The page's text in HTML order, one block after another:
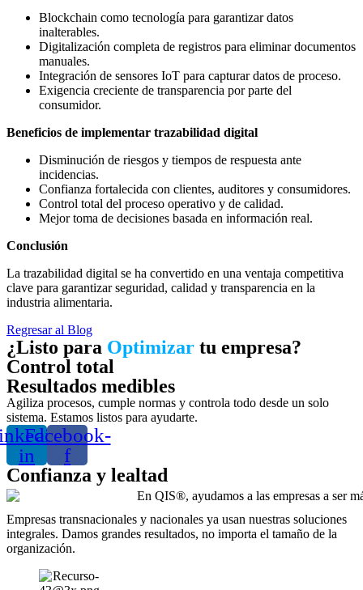
Blockchain como tecnología para garantizar datos
inalterables.
Digitalización completa de registros para eliminar documentos
manuales.
Integración de sensores IoT para capturar datos de proceso.
Exigencia creciente de transparencia por parte del
consumidor.
Beneficios de implementar trazabilidad digital
Disminución de riesgos y tiempos de respuesta ante
incidencias.
Confianza fortalecida con clientes, auditores y consumidores.
Control total del proceso operativo y de calidad.
Mejor toma de decisiones basada en información real.
Conclusión
La trazabilidad digital se ha convertido en una ventaja competitiva
clave para garantizar seguridad, calidad y transparencia en la
industria alimentaria.
Regresar al Blog
¿Listo para Optimizar tu empresa?
Control total
Resultados medibles
Agiliza procesos, cumple normas y controla todo desde un solo
sistema. Estamos listos para ayudarte.
in
Facebook-
f
Confianza y lealtad
Empresas transnacionales y nacionales ya usan nuestras soluciones
integrales. Damos grandes resultados, no importa el tamaño de la
organización.